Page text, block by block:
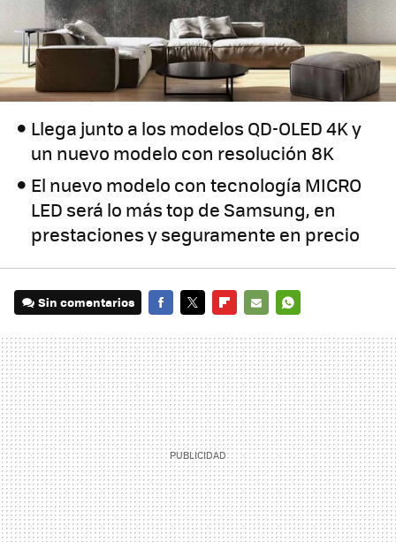
Llega junto a los modelos QD-OLED 4K y
un nuevo modelo con resolución 8K
El nuevo modelo con tecnología MICRO
LED será lo más top de Samsung, en
prestaciones y seguramente en precio
Sin comentarios
MAIL